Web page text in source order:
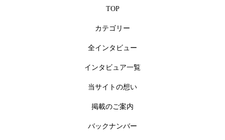
TOP
カテゴリー
全インタビュー
インタビュア一覧
当サイトの想い
掲載のご案内
バックナンバー